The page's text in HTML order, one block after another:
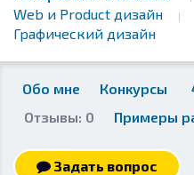
Web и Product дизайн
Графический дизайн
Обо мне Конкурсы
Отзывы: 0
Примеры
Задать вопрос